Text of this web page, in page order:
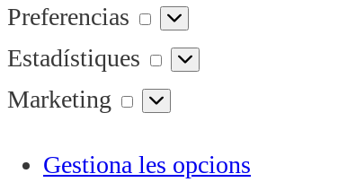
Preferencias
Preferencias
Estadístiques
Estadístiques
Marketing
Marketing
Gestiona les opcions